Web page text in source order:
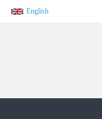
English